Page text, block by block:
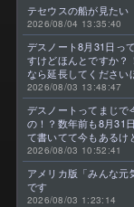
テセウスの船が見たい
2026/08/04 13:35:40
デスノート8月31日っ
すけどほんとですか？
なら延長してください
好きなんです😭
2026/08/03 13:48:47
デスノートってまじで
の！？数年前も8月31
て書いてて今もあるけ
じのやつ！？よくわか
きればなくならないで
成アニメを振り返らせ
っ！！！！！！！
2026/08/03 10:52:41
アメリカ版「みんな元
です
2026/08/03 1:23:14